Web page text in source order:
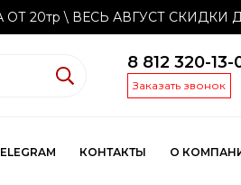
20тр \ ВЕСЬ АВГУСТ СКИДКИ
8 812 320-13-
Заказать звонок
КОНТАКТЫ О